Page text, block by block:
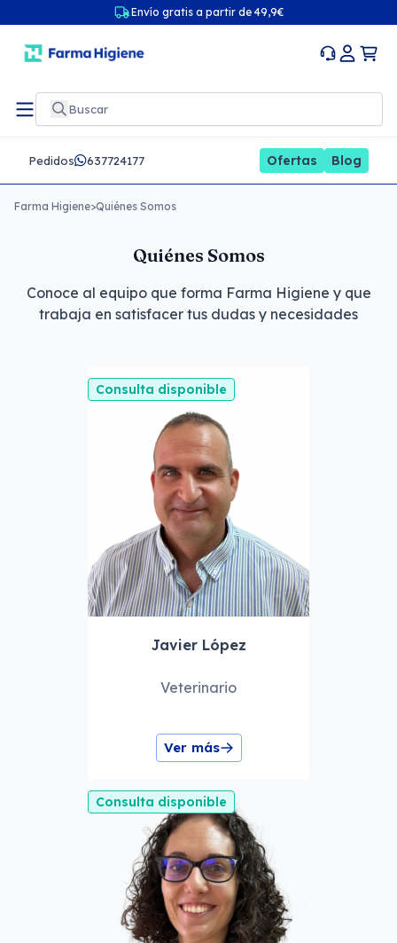
Envío gratis a partir de 49,9€
Pedidos 637724177 Ofertas Blog
Farma Higiene>Quiénes Somos
Quiénes Somos
Conoce al equipo que forma Farma Higiene y que
trabaja en satisfacer tus dudas y necesidades
Consulta disponible
Javier López
Veterinario
Ver más
Consulta disponible